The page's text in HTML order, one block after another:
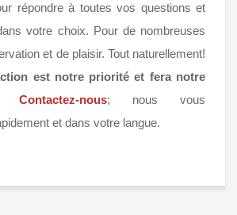
répondre à toutes vos questions et
votre choix. Pour de nombreuses
et de plaisir. Tout naturellement!
est notre priorité et fera notre
Contactez-nous; nous vous
et dans votre langue.